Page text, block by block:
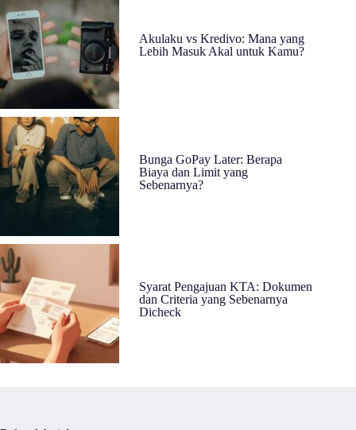
Akulaku vs Kredivo: Mana yang
Lebih Masuk Akal untuk Kamu?
Bunga GoPay Later: Berapa
Biaya dan Limit yang
Sebenarnya?
Syarat Pengajuan KTA: Dokumen
dan Criteria yang Sebenarnya
Dicheck